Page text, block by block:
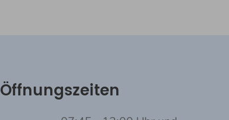
Öffnungszeiten